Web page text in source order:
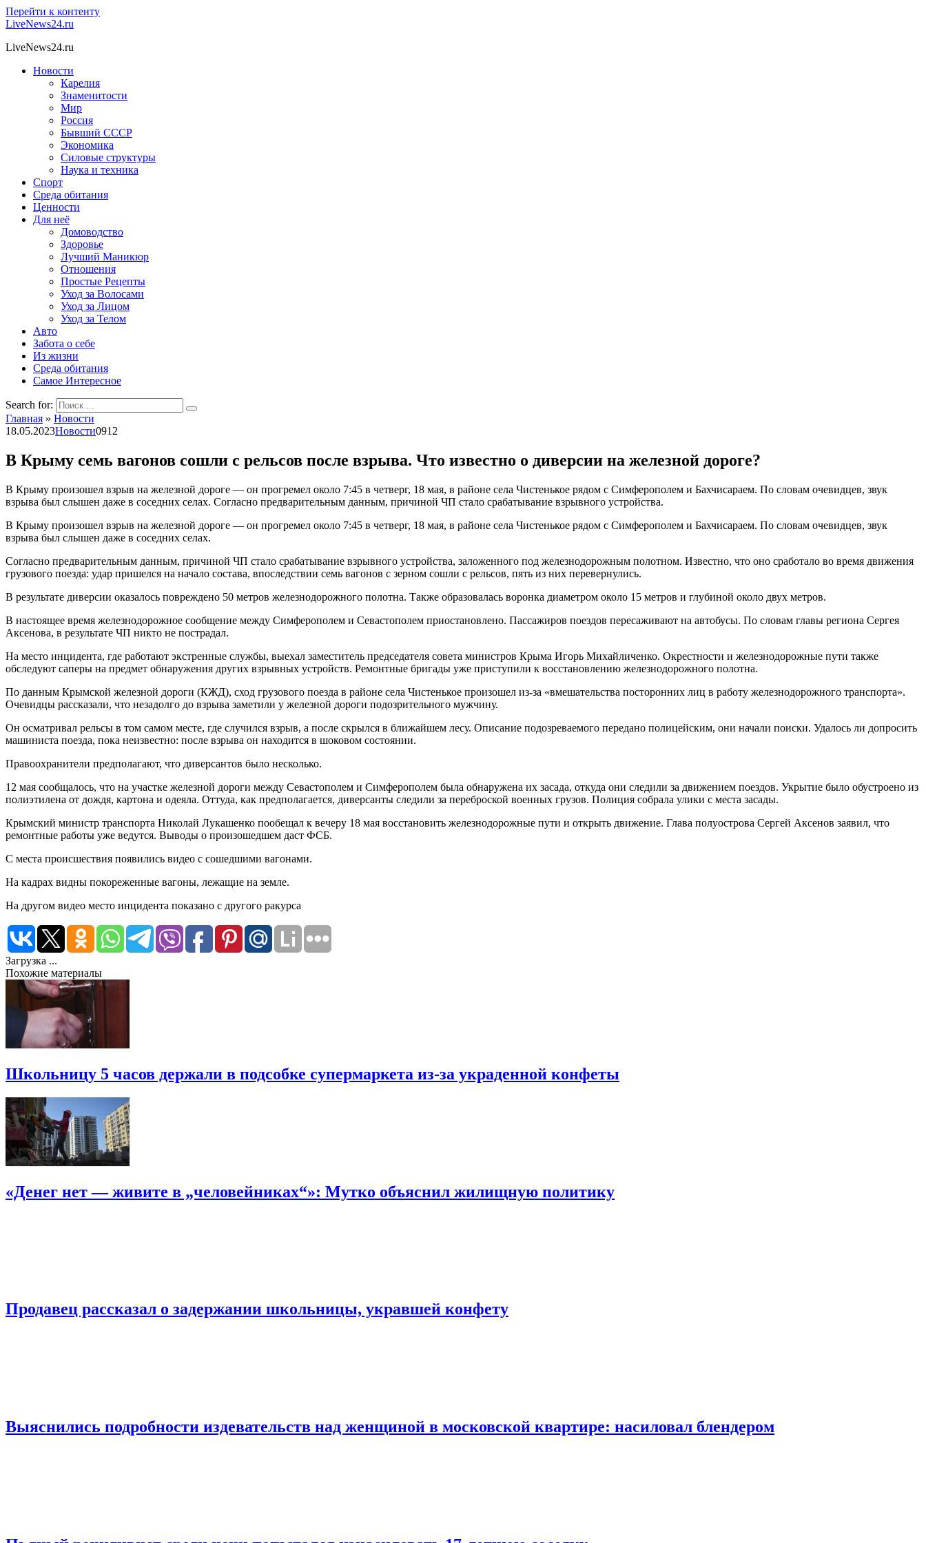
Перейти к контенту
LiveNews24.ru
LiveNews24.ru
Новости
Карелия
Знаменитости
Мир
Россия
Бывший СССР
Экономика
Силовые структуры
Наука и техника
Спорт
Среда обитания
Ценности
Для неё
Домоводство
Здоровье
Лучший Маникюр
Отношения
Простые Рецепты
Уход за Волосами
Уход за Лицом
Уход за Телом
Авто
Забота о себе
Из жизни
Среда обитания
Самое Интересное
Search for:
Главная » Новости
18.05.2023Новости0912
В Крыму семь вагонов сошли с рельсов после взрыва. Что известно о диверсии на железной дороге?
В Крыму произошел взрыв на железной дороге — он прогремел около 7:45 в четверг, 18 мая, в районе села Чистенькое рядом с Симферополем и Бахчисараем. По словам очевидцев, звук
взрыва был слышен даже в соседних селах. Согласно предварительным данным, причиной ЧП стало срабатывание взрывного устройства.
В Крыму произошел взрыв на железной дороге — он прогремел около 7:45 в четверг, 18 мая, в районе села Чистенькое рядом с Симферополем и Бахчисараем. По словам очевидцев, звук
взрыва был слышен даже в соседних селах.
Согласно предварительным данным, причиной ЧП стало срабатывание взрывного устройства, заложенного под железнодорожным полотном. Известно, что оно сработало во время движения
грузового поезда: удар пришелся на начало состава, впоследствии семь вагонов с зерном сошли с рельсов, пять из них перевернулись.
В результате диверсии оказалось повреждено 50 метров железнодорожного полотна. Также образовалась воронка диаметром около 15 метров и глубиной около двух метров.
В настоящее время железнодорожное сообщение между Симферополем и Севастополем приостановлено. Пассажиров поездов пересаживают на автобусы. По словам главы региона Сергея
Аксенова, в результате ЧП никто не пострадал.
На место инцидента, где работают экстренные службы, выехал заместитель председателя совета министров Крыма Игорь Михайличенко. Окрестности и железнодорожные пути также
обследуют саперы на предмет обнаружения других взрывных устройств. Ремонтные бригады уже приступили к восстановлению железнодорожного полотна.
По данным Крымской железной дороги (КЖД), сход грузового поезда в районе села Чистенькое произошел из-за «вмешательства посторонних лиц в работу железнодорожного транспорта».
Очевидцы рассказали, что незадолго до взрыва заметили у железной дороги подозрительного мужчину.
Он осматривал рельсы в том самом месте, где случился взрыв, а после скрылся в ближайшем лесу. Описание подозреваемого передано полицейским, они начали поиски. Удалось ли допросить
машиниста поезда, пока неизвестно: после взрыва он находится в шоковом состоянии.
Правоохранители предполагают, что диверсантов было несколько.
12 мая сообщалось, что на участке железной дороги между Севастополем и Симферополем была обнаружена их засада, откуда они следили за движением поездов. Укрытие было обустроено из
полиэтилена от дождя, картона и одеяла. Оттуда, как предполагается, диверсанты следили за переброской военных грузов. Полиция собрала улики с места засады.
Крымский министр транспорта Николай Лукашенко пообещал к вечеру 18 мая восстановить железнодорожные пути и открыть движение. Глава полуострова Сергей Аксенов заявил, что
ремонтные работы уже ведутся. Выводы о произошедшем даст ФСБ.
С места происшествия появились видео с сошедшими вагонами.
На кадрах видны покореженные вагоны, лежащие на земле.
На другом видео место инцидента показано с другого ракурса
Загрузка ...
Похожие материалы
Школьницу 5 часов держали в подсобке супермаркета из-за украденной конфеты
«Денег нет — живите в „человейниках“»: Мутко объяснил жилищную политику
Продавец рассказал о задержании школьницы, укравшей конфету
Выяснились подробности издевательств над женщиной в московской квартире: насиловал блендером